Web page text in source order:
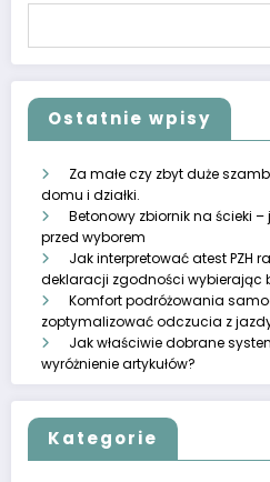
Ostatnie wpisy
Za małe czy zbyt duże
domu i działki.
Betonowy zbiornik na ścieki
przed wyborem
Jak interpretować atest PZH
deklaracji zgodności wybierając
Komfort podróżowania
zoptymalizować odczucia z
Jak właściwie dobrane
wyróżnienie artykułów?
Kategorie